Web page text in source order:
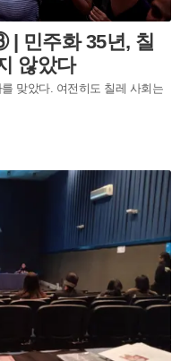
민주화 35년, 칠
않았다
맞았다. 여전히도 칠레 사회는